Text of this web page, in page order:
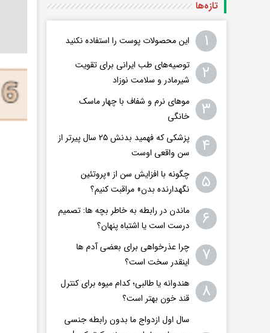
تازه‌ها
۱ این محصولات پوست را استفاده نکنید
۲
توصیه‌های طب ایرانی برای تقویت
شیرمادر و سلامت نوزاد
۳
موهای نرم و شفاف با چهار ماسک
خانگی
۴
پزشکی که فهمید بدنش ۲۵ سال پیرتر از
سن واقعی اوست
۵
چگونه با افزایش سن از «پروتئین
نگهدارنده بدن» مراقبت کنیم؟
۶
ماندن در رابطه به خاطر بچه ها: تصمیم
درست است یا اشتباه پنهان؟
۷
چرا عذرخواهی برای بعضی آدم ها
اینقدر سخت است؟
۸
هندوانه یا طالبی؛ کدام‌ میوه برای کنترل
قند خون بهتر است؟
سال اول ازدواج ما بدون رابطه جنسی